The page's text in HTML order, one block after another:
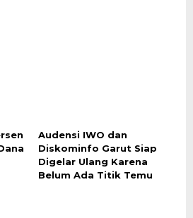
Audensi IWO dan
Diskominfo Garut Siap
Digelar Ulang Karena
Belum Ada Titik Temu